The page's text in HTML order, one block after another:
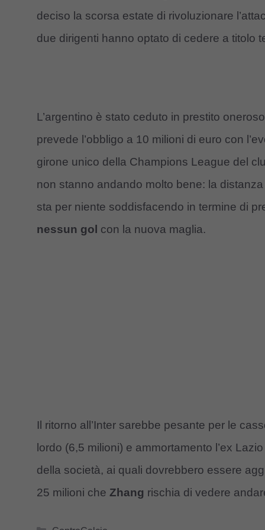
deciso la scorsa estate di rivoluzionare
due dirigenti hanno optato di cedere a titolo
L’argentino è stato ceduto in prestito
prevede l’obbligo a 10 milioni di euro con
girone unico della Champions League del
non stanno andando molto bene: la
sta per niente soddisfacendo in termine di
nessun gol con la nuova maglia.
Il ritorno all’Inter sarebbe pesante per le
lordo (6,5 milioni) e ammortamento l’ex
della società, ai quali dovrebbero essere
25 milioni che Zhang rischia di vedere